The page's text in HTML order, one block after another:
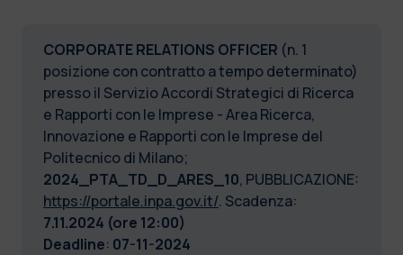
CORPORATE RELATIONS OFFICER (n. 1
posizione con contratto a tempo determinato)
presso il Servizio Accordi Strategici di Ricerca
e Rapporti con le Imprese - Area Ricerca,
Innovazione e Rapporti con le Imprese del
Politecnico di Milano;
2024_PTA_TD_D_ARES_10, PUBBLICAZIONE:
https://portale.inpa.gov.it/. Scadenza:
7.11.2024 (ore 12:00)
Deadline: 07-11-2024